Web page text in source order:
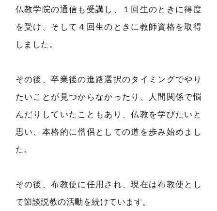
仏教学院の通信も受講し、１回生のときに得度
を受け、そして４回生のときに教師資格を取得
しました。
その後、卒業後の進路選択のタイミングでやり
たいことが見つからなかったり、人間関係で悩
んだりしていたこともあり、仏教を学びたいと
思い、本格的に僧侶としての道を歩み始めまし
た。
その後、布教使に任用され、現在は布教使とし
て節談説教の活動を続けています。